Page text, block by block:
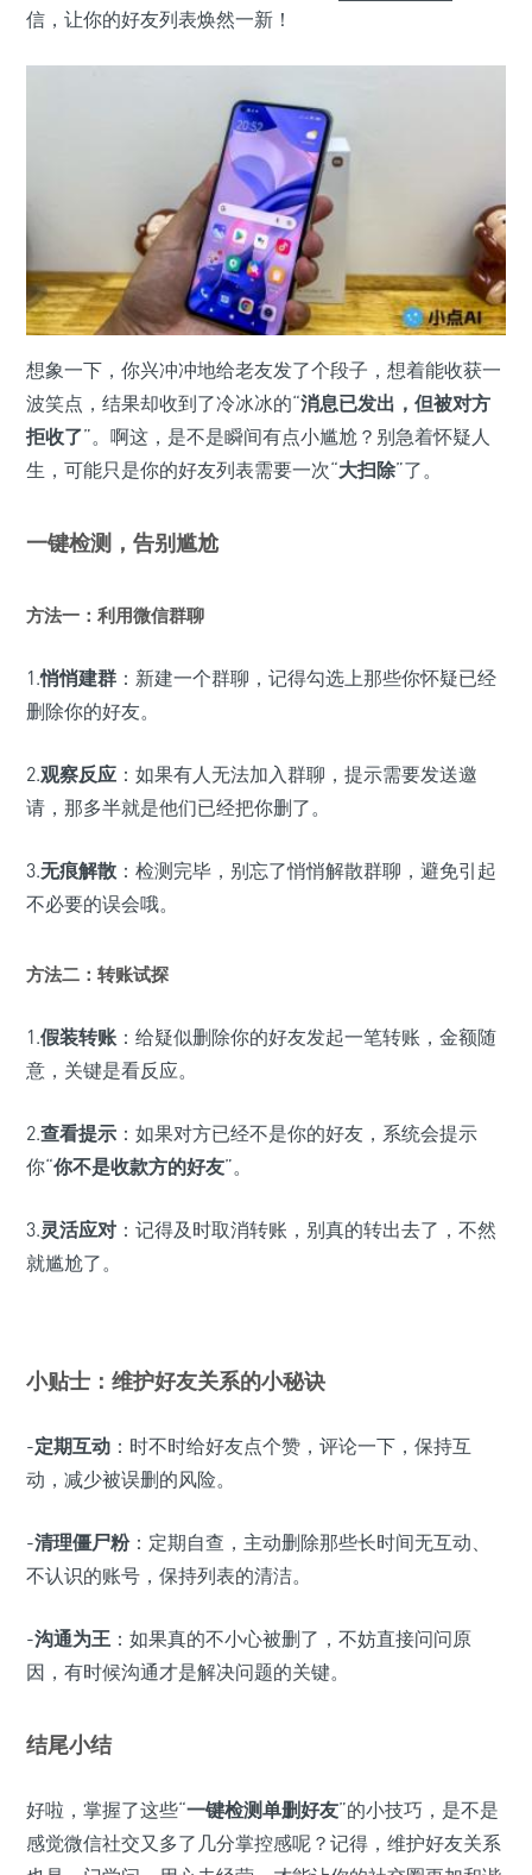
信，让你的好友列表焕然一新！
想象一下，你兴冲冲地给老友发了个段子，想着能收获一
波笑点，结果却收到了冷冰冰的“消息已发出，但被对方
拒收了”。啊这，是不是瞬间有点小尴尬？别急着怀疑人
生，可能只是你的好友列表需要一次“大扫除”了。
一键检测，告别尴尬
方法一：利用微信群聊
1.悄悄建群 ：新建一个群聊，记得勾选上那些你怀疑已经
删除你的好友。
2.观察反应 ：如果有人无法加入群聊，提示需要发送邀
请，那多半就是他们已经把你删了。
3.无痕解散 ：检测完毕，别忘了悄悄解散群聊，避免引起
不必要的误会哦。
方法二：转账试探
1.假装转账 ：给疑似删除你的好友发起一笔转账，金额随
意，关键是看反应。
2.查看提示 ：如果对方已经不是你的好友，系统会提示
你“你不是收款方的好友”。
3.灵活应对 ：记得及时取消转账，别真的转出去了，不然
就尴尬了。
小贴士：维护好友关系的小秘诀
-定期互动 ：时不时给好友点个赞，评论一下，保持互
动，减少被误删的风险。
-清理僵尸粉：定期自查，主动删除那些长时间无互动、
不认识的账号，保持列表的清洁。
-沟通为王 ：如果真的不小心被删了，不妨直接问问原
因，有时候沟通才是解决问题的关键。
结尾小结
好啦，掌握了这些“一键检测单删好友”的小技巧，是不是
感觉微信社交又多了几分掌控感呢？记得，维护好友关系